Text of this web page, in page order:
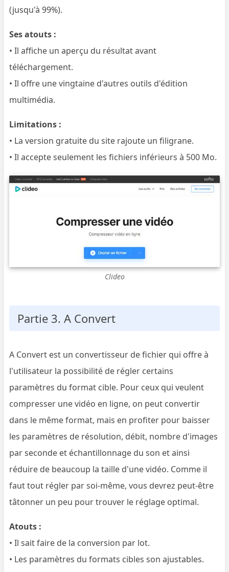
(jusqu'à 99%).
Ses atouts :
• Il affiche un aperçu du résultat avant
téléchargement.
• Il offre une vingtaine d'autres outils d'édition
multimédia.
Limitations :
• La version gratuite du site rajoute un filigrane.
• Il accepte seulement les fichiers inférieurs à 500 Mo.
Clideo
Partie 3. A Convert
A Convert est un convertisseur de fichier qui offre à
l'utilisateur la possibilité de régler certains
paramètres du format cible. Pour ceux qui veulent
compresser une vidéo en ligne, on peut convertir
dans le même format, mais en profiter pour baisser
les paramètres de résolution, débit, nombre d'images
par seconde et échantillonnage du son et ainsi
réduire de beaucoup la taille d'une vidéo. Comme il
faut tout régler par soi-même, vous devrez peut-être
tâtonner un peu pour trouver le réglage optimal.
Atouts :
• Il sait faire de la conversion par lot.
• Les paramètres du formats cibles son ajustables.